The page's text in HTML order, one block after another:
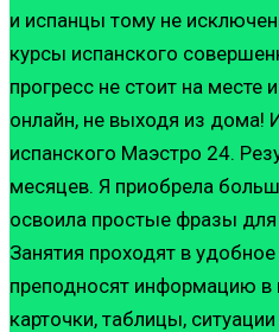
и испанцы тому не
курсы испанского
прогресс не стоит на месте
онлайн, не выходя из дома!
испанского Маэстро 24.
месяцев. Я приобрела
освоила простые фразы
Занятия проходят в
преподносят информацию в
карточки, таблицы,